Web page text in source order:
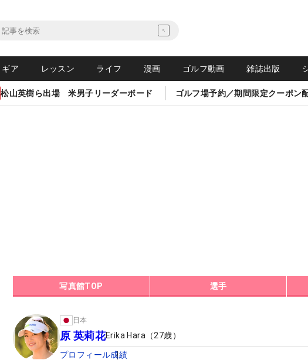
ギア レッスン ライフ 漫画 ゴルフ動画 雑誌出版
松山英樹ら出場 米男子リーダーボード ゴルフ場予約／期間限定クーポン
写真館TOP 選手
日本
原 英莉花Erika Hara （27歳）
プロフィール成績